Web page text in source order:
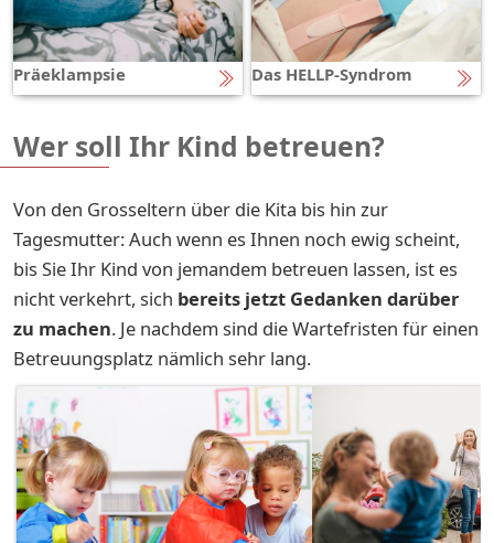
Präeklampsie Das HELLP-Syndrom
Wer soll Ihr Kind betreuen?
Von den Grosseltern über die Kita bis hin zur
Tagesmutter: Auch wenn es Ihnen noch ewig scheint,
bis Sie Ihr Kind von jemandem betreuen lassen, ist es
nicht verkehrt, sich bereits jetzt Gedanken darüber
zu machen. Je nachdem sind die Wartefristen für einen
Betreuungsplatz nämlich sehr lang.